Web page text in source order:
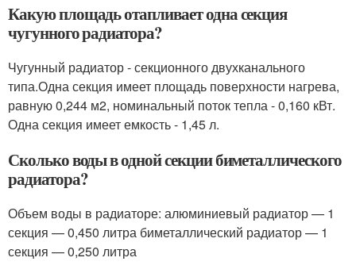
Какую площадь отапливает одна секция
чугунного радиатора?
Чугунный радиатор - секционного двухканального
типа.Одна секция имеет площадь поверхности нагрева,
равную 0,244 м2, номинальный поток тепла - 0,160 кВт.
Одна секция имеет емкость - 1,45 л.
Сколько воды в одной секции биметаллического
радиатора?
Объем воды в радиаторе: алюминиевый радиатор — 1
секция — 0,450 литра биметаллический радиатор — 1
секция — 0,250 литра